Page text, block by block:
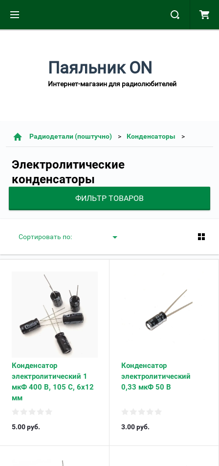
Паяльник ON
Интернет-магазин для радиолюбителей
Радиодетали (поштучно) Конденсаторы
Электролитические
конденсаторы
ФИЛЬТР ТОВАРОВ
Сортировать по:
Конденсатор
электролитический 1
мкФ 400 В, 105 С, 6х12
мм
5.00руб.
Конденсатор
электролитический
0,33 мкФ 50 В
3.00руб.